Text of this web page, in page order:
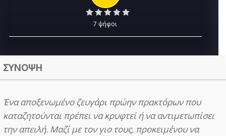
7 ψήφοι
ΣΥΝΟΨΗ
Ένα αποξενωμένο ζευγάρι πρώην πρακτόρων που
καταζητούνται πρέπει να κρυφτεί ή να αντιμετωπίσει
την απειλή. Μαζί με τον γιο τους, προκειμένου να